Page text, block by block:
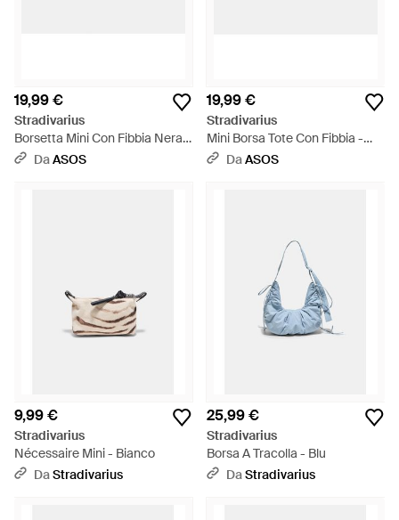
19,99 €
Stradivarius
Borsetta Mini Con Fibbia Nera -
Blu DaASOS
19,99 €
Stradivarius
Mini Borsa Tote Con Fibbia -
Bianco
DaASOS
9,99 €
Stradivarius
Nécessaire Mini - Bianco
DaStradivarius
25,99 €
Stradivarius
Borsa A Tracolla - Blu
DaStradivarius